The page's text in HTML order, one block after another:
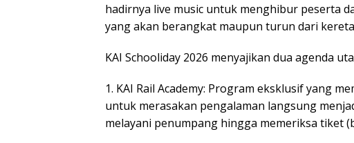
hadirnya live music untuk menghibur peserta
yang akan berangkat maupun turun dari
KAI Schooliday 2026 menyajikan dua agenda
1. KAI Rail Academy: Program eksklusif yang
untuk merasakan pengalaman langsung
melayani penumpang hingga memeriksa tiket